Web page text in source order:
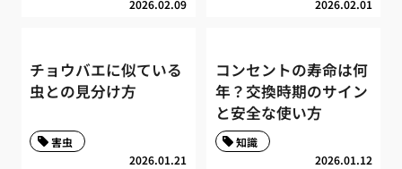
2026.02.09 2026.02.01
チョウバエに似ている
虫との見分け方
2026.01.21
害虫
コンセントの寿命は何
年？交換時期のサイン
と安全な使い方
2026.01.12
知識